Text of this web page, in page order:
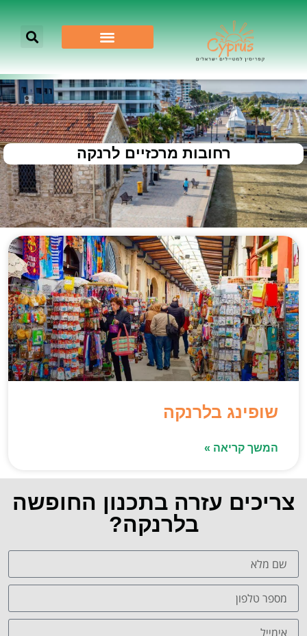
רחובות מרכזיים לרנקה
שופינג בלרנקה
המשך קריאה »
צריכים עזרה בתכנון החופשה
בלרנקה?